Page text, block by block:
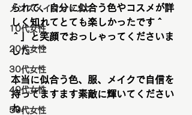
メンズメイクレッスン
10代女性
20代女性
30代女性
40代女性
50代女性
られて、自分に似合う色やコスメが詳
しく知れてとても楽しかったです＾
＾」と笑顔でおっしゃってくださいま
した＾＾
本当に似合う色、服、メイクで自信を
持ってますます素敵に輝いてください
ね♪